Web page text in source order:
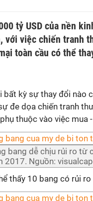
tỷ USD của nền
với việc chiến tranh
toàn cầu có thể
bất kỳ sự thay đổi nào
đe dọa chiến tranh
thuộc vào việc
bang dễ chịu rủi ro từ
2017. Nguồn:
thấy 10 bang có rủi